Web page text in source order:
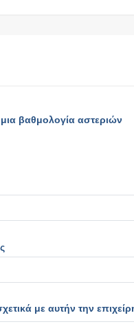
μια βαθμολογία αστεριών
με αυτήν την